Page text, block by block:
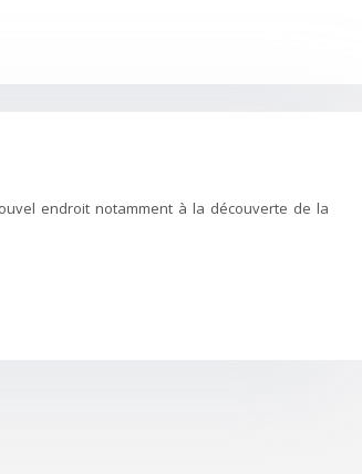
endroit notamment à la découverte de la